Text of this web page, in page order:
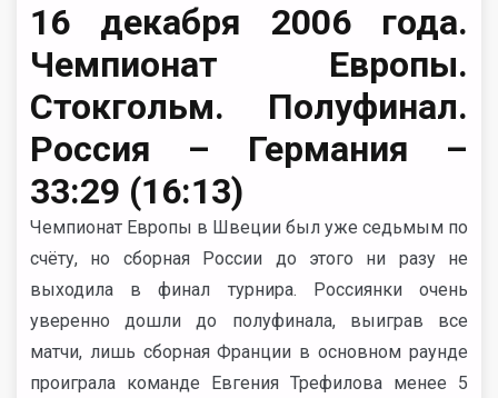
16 декабря 2006 года.
Чемпионат Европы.
Стокгольм. Полуфинал.
Россия – Германия –
33:29 (16:13)
Чемпионат Европы в Швеции был уже седьмым по
счёту, но сборная России до этого ни разу не
выходила в финал турнира. Россиянки очень
уверенно дошли до полуфинала, выиграв все
матчи, лишь сборная Франции в основном раунде
проиграла команде Евгения Трефилова менее 5